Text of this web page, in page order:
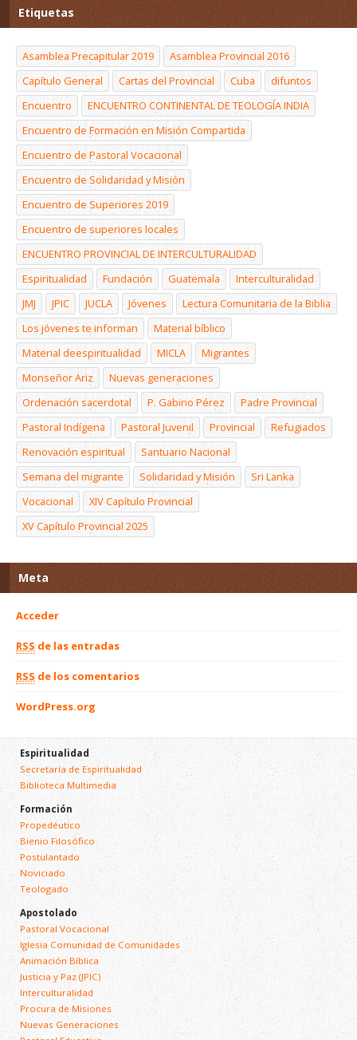
Etiquetas
Asamblea Precapitular 2019
Asamblea Provincial 2016
Capítulo General
Cartas del Provincial Cuba
difuntos
Encuentro
ENCUENTRO CONTINENTAL DE TEOLOGÍA INDIA
Encuentro de Formación en Misión Compartida
Encuentro de Pastoral Vocacional
Encuentro de Solidaridad y Misión
Encuentro de Superiores 2019
Encuentro de superiores locales
ENCUENTRO PROVINCIAL DE INTERCULTURALIDAD
Espiritualidad
Fundación Guatemala
Interculturalidad
JMJ
JPIC JUCLA Jóvenes
Lectura Comunitaria de la Biblia
Los jóvenes te informan
Material bíblico
Material deespiritualidad
MICLA
Migrantes
Monseñor Ariz
Nuevas generaciones
Ordenación sacerdotal
P. Gabino Pérez
Padre Provincial
Pastoral Indígena
Pastoral Juvenil Provincial
Refugiados
Renovación espiritual
Santuario Nacional
Semana del migrante
Solidaridad y Misión
Sri Lanka
Vocacional
XIV Capítulo Provincial
XV Capítulo Provincial 2025
Meta
Acceder
RSS de las entradas
RSS de los comentarios
WordPress.org
Espiritualidad
Secretaría de Espiritualidad
Biblioteca Multimedia
Formación
Propedéutico
Bienio Filosófico
Postulantado
Noviciado
Teologado
Apostolado
Pastoral Vocacional
Iglesia Comunidad de Comunidades
Animación Bíblica
Justicia y Paz (JPIC)
Interculturalidad
Procura de Misiones
Nuevas Generaciones